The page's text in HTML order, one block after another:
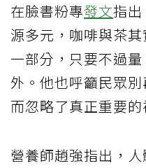
在臉書粉專發文指
源多元，咖啡與茶
一部分，只要不過
外。他也呼籲民眾
而忽略了真正重要的
營養師趙強指出，